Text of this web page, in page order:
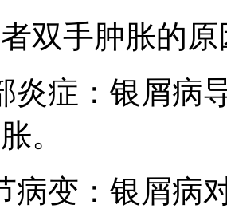
双手肿胀的
炎症：银屑
。
病变：银屑